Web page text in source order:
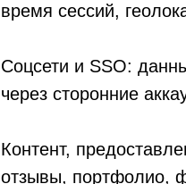
время сессий,
Соцсети и SSO:
через сторонние
Контент,
отзывы, портфолио,